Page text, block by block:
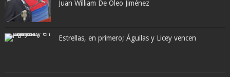
Juan William De Óleo Jiménez
Estrellas, en primero; Águilas y Licey vencen